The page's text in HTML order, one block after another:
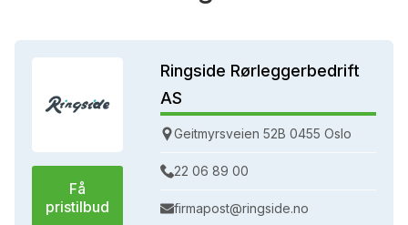
Få
pristilbud
Ringside Rørleggerbedrift
AS
Geitmyrsveien 52B 0455 Oslo
22 06 89 00
firmapost@ringside.no